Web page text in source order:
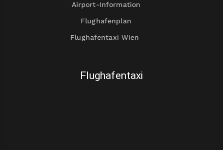
Airport-Information
Flughafenplan
Flughafentaxi Wien
Flughafentaxi